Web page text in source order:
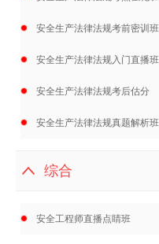
安全生产法律法规考前密训班
安全生产法律法规入门直播班
安全生产法律法规考后估分
安全生产法律法规真题解析班
综合
安全工程师直播点睛班